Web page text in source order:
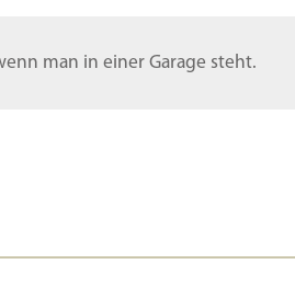
Lautstärke
man in einer Garage steht.